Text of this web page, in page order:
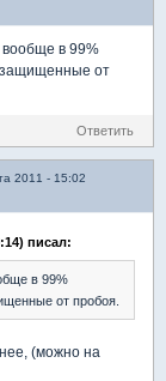
вообще в 99%
защищенные от
Ответить
2011 - 15:02
писал:
в 99%
от пробоя.
(можно на